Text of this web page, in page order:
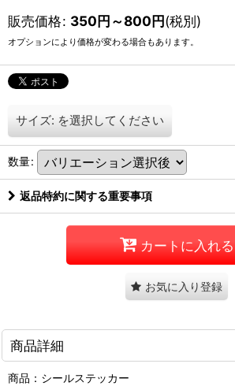
販売価格: 350円～800円(税別)
オプションにより価格が変わる場合もあります。
サイズ: を選択してください
数量:
返品特約に関する重要事項
カートに入れる
お気に入り登録
商品詳細
商品：シールステッカー